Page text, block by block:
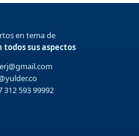
en tema de
sus aspectos
312 593 99992